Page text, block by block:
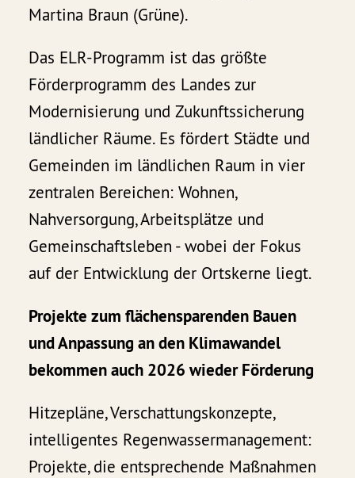
Martina Braun (Grüne).
Das ELR-Programm ist das größte
Förderprogramm des Landes zur
Modernisierung und Zukunftssicherung
ländlicher Räume. Es fördert Städte und
Gemeinden im ländlichen Raum in vier
zentralen Bereichen: Wohnen,
Nahversorgung, Arbeitsplätze und
Gemeinschaftsleben - wobei der Fokus
auf der Entwicklung der Ortskerne liegt.
Projekte zum flächensparenden Bauen
und Anpassung an den Klimawandel
bekommen auch 2026 wieder Förderung
Hitzepläne, Verschattungskonzepte,
intelligentes Regenwassermanagement:
Projekte, die entsprechende Maßnahmen